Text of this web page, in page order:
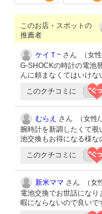
このお店・スポットの
推薦者
ケイＴ~ さん （女性
G-SHOCKの時計の電池
んに頼まなくてはいけな
このクチコミに
むらえ さん （女性/
腕時計を新調したくて
池交換もお得になる様な
このクチコミに
新米ママ さん （女
電池交換でお世話にな
暇にならないので良いで